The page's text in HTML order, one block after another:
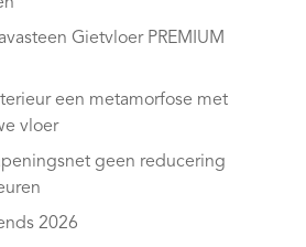
Gietvloer PREMIUM
een metamorfose met
vloer
geen reducering
2026